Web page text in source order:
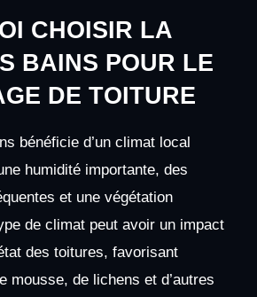
CHOISIR LA
BAINS POUR LE
DE TOITURE
bénéficie d’un climat local
humidité importante, des
et une végétation
de climat peut avoir un impact
des toitures, favorisant
mousse, de lichens et d’autres